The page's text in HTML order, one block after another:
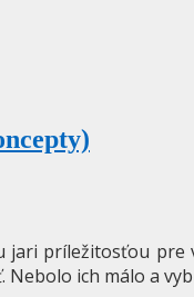
jari príležitosťou pre
Nebolo ich málo a